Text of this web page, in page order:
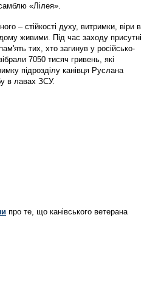
«Лілея».
– стійкості духу, витримки, віри в
живими. Під час заходу присутні
тих, хто загинув у російсько-
7050 тисяч гривень, які
підрозділу канівця Руслана
в лавах ЗСУ.
про те, що канівського ветерана